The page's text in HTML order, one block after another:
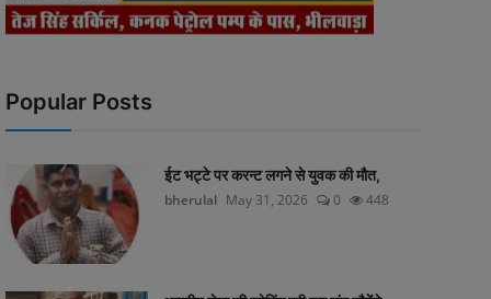
Popular Posts
ईट भट्टे पर करन्ट लगने से युवक की मौत,
bherulal May 31, 2026 0 448